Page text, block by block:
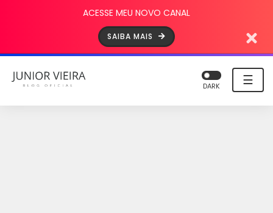
ACESSE MEU NOVO CANAL
SAIBA MAIS
☰
DARK